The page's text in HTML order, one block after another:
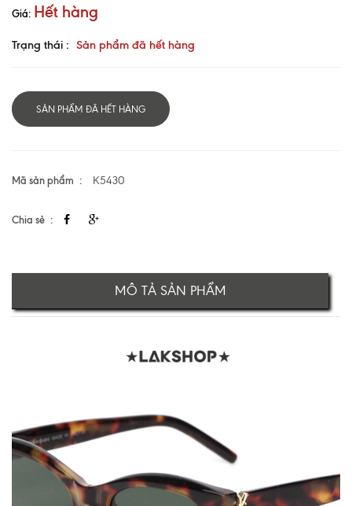
Giá: Hết hàng
Trạng thái : Sản phẩm đã hết hàng
SẢN PHẨM ĐÃ HẾT HÀNG
Mã sản phẩm K5430
Chia sẻ
MÔ TẢ SẢN PHẨM